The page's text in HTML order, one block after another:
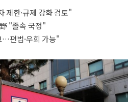
제한·규제 강화 검토"
"졸속 국정"
…편법·우회 가능"